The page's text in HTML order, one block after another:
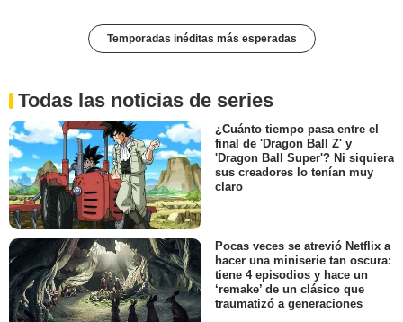
Temporadas inéditas más esperadas
Todas las noticias de series
¿Cuánto tiempo pasa entre el
final de 'Dragon Ball Z' y
'Dragon Ball Super'? Ni siquiera
sus creadores lo tenían muy
claro
Pocas veces se atrevió Netflix a
hacer una miniserie tan oscura:
tiene 4 episodios y hace un
‘remake’ de un clásico que
traumatizó a generaciones